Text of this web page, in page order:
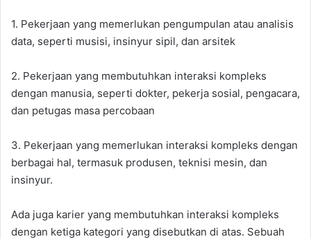
1. Pekerjaan yang memerlukan pengumpulan atau analisis
data, seperti musisi, insinyur sipil, dan arsitek
2. Pekerjaan yang membutuhkan interaksi kompleks
dengan manusia, seperti dokter, pekerja sosial, pengacara,
dan petugas masa percobaan
3. Pekerjaan yang memerlukan interaksi kompleks dengan
berbagai hal, termasuk produsen, teknisi mesin, dan
insinyur.
Ada juga karier yang membutuhkan interaksi kompleks
dengan ketiga kategori yang disebutkan di atas. Sebuah